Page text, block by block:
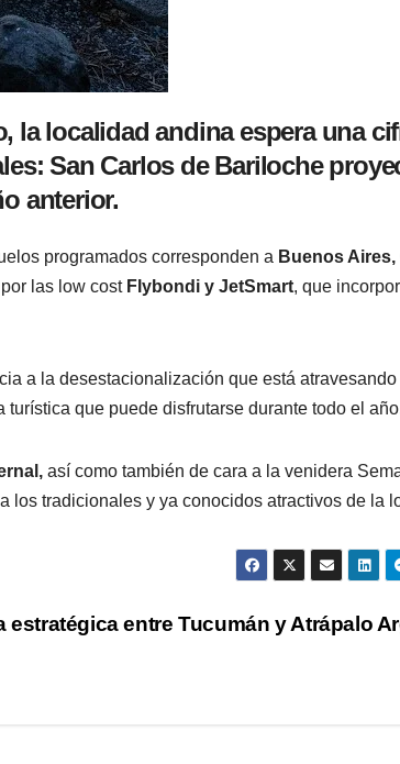
la localidad andina espera una
San Carlos de Bariloche
anterior.
programados corresponden a Buenos
las low cost Flybondi y JetSmart, que
a la desestacionalización que está
que puede disfrutarse durante todo el
así como también de cara a la venidera
los tradicionales y ya conocidos atractivos de la
estratégica entre Tucumán y Atrápalo